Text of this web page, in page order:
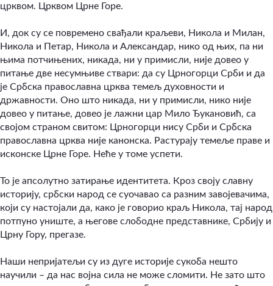
црквом. Црквом Црне Горе.
И, док су се повремено свађали краљеви, Никола и Милан,
Никола и Петар, Никола и Александар, нико од њих, па ни
њима потчињених, никада, ни у примисли, није довео у
питање две несумњиве ствари: да су Црногорци Срби и да
је Србска православна црква темељ духовности и
државности. Оно што никада, ни у примисли, нико није
довео у питање, довео је лажни цар Мило Ђукановић, са
својом страном свитом: Црногорци нису Срби и Србска
православна црква није канонска. Растурају темеље праве и
исконске Црне Горе. Неће у томе успети.
То је апсолутно затирање идентитета. Кроз своју славну
историју, србски народ се суочавао са разним завојевачима,
који су настојали да, како је говорио краљ Никола, тај народ
потпуно униште, а његове слободне представнике, Србију и
Црну Гору, прегазе.
Наши непријатељи су из дуге историје сукоба нешто
научили – да нас војна сила не може сломити. Не зато што